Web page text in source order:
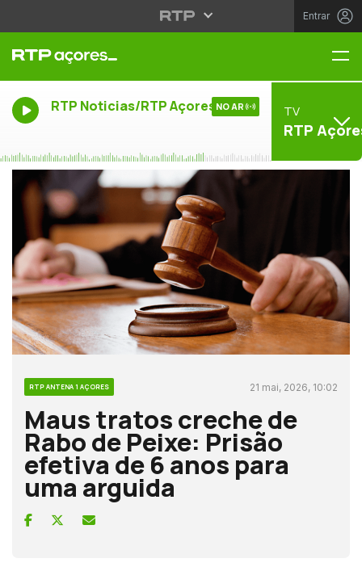
Entrar
RTP Noticias/RTP Açores NO AR TV
RTP
RTP ANTENA 1 AÇORES 21 mai, 2026, 10:02
Maus tratos creche de
Rabo de Peixe: Prisão
efetiva de 6 anos para
uma arguida